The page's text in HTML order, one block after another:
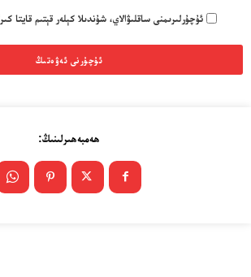
ئۇچۇرلىرىمنى ساقلىۋالاي، شۇندىلا كېلەر قېتىم قايتا
ھەمبەھىرلىنىڭ: